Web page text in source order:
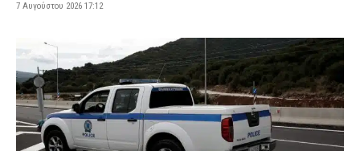
«πράσινα», «κίτρινα» και «κόκκινα» σπίτια
CAPITAL 7 Αυγούστου 2026 14:15
Λακωνία: 11 μήνες με αναστολή στον 55χρονο που έκρυβε τη
σορό του πατέρα του σε καταψύκτη
ΔΙΚΑΙΟΣΥΝΗ 7 Αυγούστου 2026 14:04
Αττική και Βοιωτία: Πάνω από 110.000 στρέμματα έγιναν
7 Αυγούστου 2026 17:12